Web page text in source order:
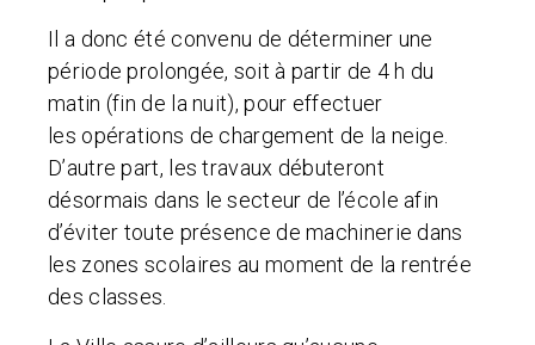
Il a donc été convenu de déterminer une
période prolongée, soit à partir de 4 h du
matin (fin de la nuit),pour effectuer
les opérations de chargement de la neige.
D’autre part, les travaux débuteront
désormais dans le secteur de l’école afin
d’éviter toute présence de machinerie dans
les zones scolaires au moment de la rentrée
des classes.